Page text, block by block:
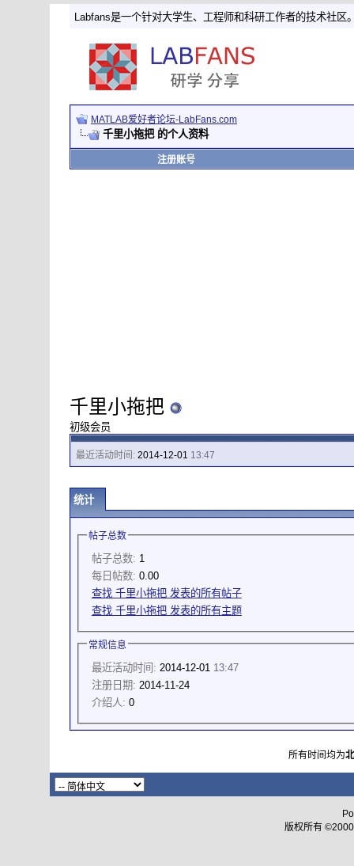
Labfans是一个针对大学生、工程师和科研工作者的技术社区
MATLAB爱好者论坛-LabFans.com
千里小拖把 的个人资料
注册账号
千里小拖把
初级会员
最近活动时间:2014-12-01 13:47
统计
帖子总数
帖子总数: 1
每日帖数: 0.00
查找 千里小拖把 发表的所有帖子
查找 千里小拖把 发表的所有主题
常规信息
最近活动时间: 2014-12-01 13:47
注册日期: 2014-11-24
介绍人: 0
所有时间均为
版权所有